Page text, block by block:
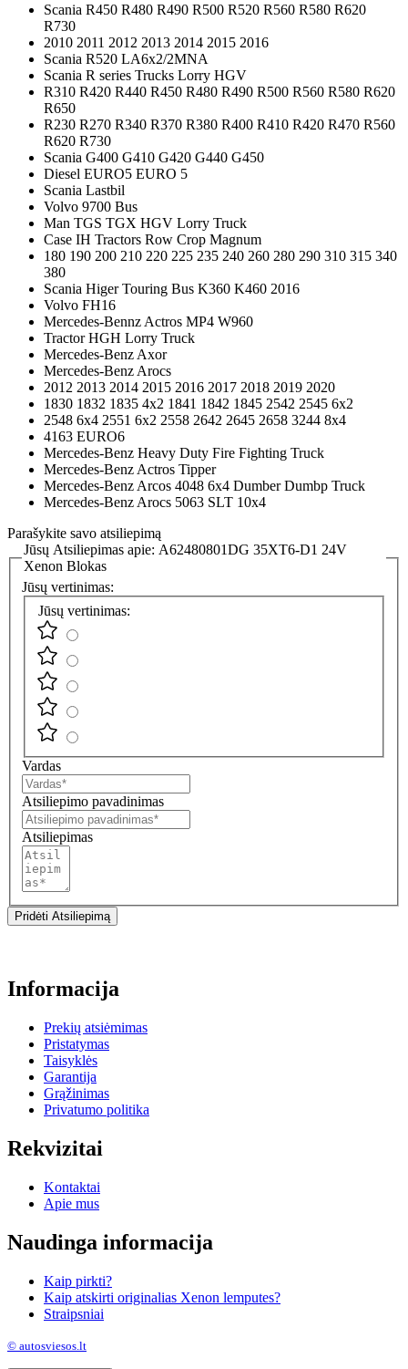
Scania R450 R480 R490 R500 R520 R560 R580 R620
R730
2010 2011 2012 2013 2014 2015 2016
Scania R520 LA6x2/2MNA
Scania R series Trucks Lorry HGV
R310 R420 R440 R450 R480 R490 R500 R560 R580 R620
R650
R230 R270 R340 R370 R380 R400 R410 R420 R470 R560
R620 R730
Scania G400 G410 G420 G440 G450
Diesel EURO5 EURO 5
Scania Lastbil
Volvo 9700 Bus
Man TGS TGX HGV Lorry Truck
Case IH Tractors Row Crop Magnum
180 190 200 210 220 225 235 240 260 280 290 310 315 340
380
Scania Higer Touring Bus K360 K460 2016
Volvo FH16
Mercedes-Bennz Actros MP4 W960
Tractor HGH Lorry Truck
Mercedes-Benz Axor
Mercedes-Benz Arocs
2012 2013 2014 2015 2016 2017 2018 2019 2020
1830 1832 1835 4x2 1841 1842 1845 2542 2545 6x2
2548 6x4 2551 6x2 2558 2642 2645 2658 3244 8x4
4163 EURO6
Mercedes-Benz Heavy Duty Fire Fighting Truck
Mercedes-Benz Actros Tipper
Mercedes-Benz Arcos 4048 6x4 Dumber Dumbp Truck
Mercedes-Benz Arocs 5063 SLT 10x4
Parašykite savo atsiliepimą
Jūsų Atsiliepimas apie: A62480801DG 35XT6-D1 24V
Xenon Blokas
Jūsų vertinimas:
Jūsų vertinimas:
Vardas
Atsiliepimo pavadinimas
Atsiliepimas
Pridėti Atsiliepimą
Informacija
Prekių atsiėmimas
Pristatymas
Taisyklės
Garantija
Grąžinimas
Privatumo politika
Rekvizitai
Kontaktai
Apie mus
Naudinga informacija
Kaip pirkti?
Kaip atskirti originalias Xenon lemputes?
Straipsniai
© autosviesos.lt